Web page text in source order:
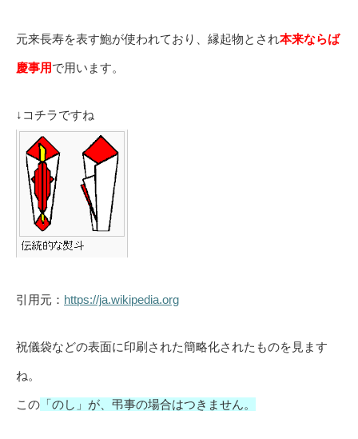
元来長寿を表す鮑が使われており、縁起物とされ本来ならば
慶事用で用います。
↓コチラですね
引用元： https://ja.wikipedia.org
祝儀袋などの表面に印刷された簡略化されたものを見ます
ね。
この 「のし」が、弔事の場合はつきません。